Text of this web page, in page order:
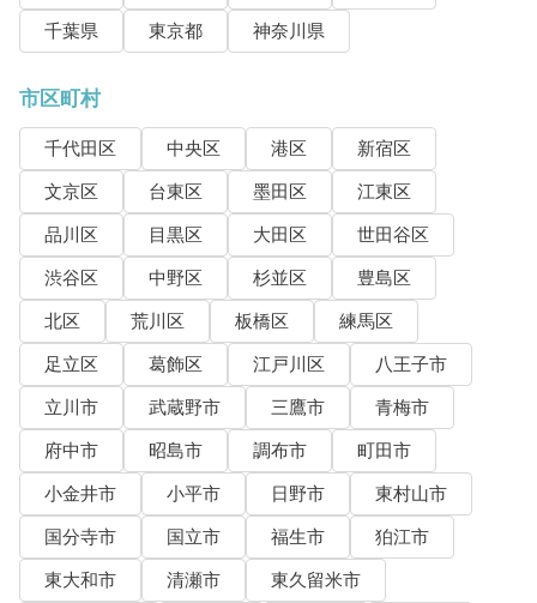
千葉県
東京都 神奈川県
市区町村
千代田区 中央区 港区
新宿区
文京区
台東区 墨田区
江東区
品川区
目黒区 大田区
世田谷区
渋谷区
中野区 杉並区
豊島区
北区
荒川区 板橋区
練馬区
足立区
葛飾区 江戸川区
八王子市
立川市
武蔵野市 三鷹市
青梅市
府中市
昭島市 調布市
町田市
小金井市
小平市 日野市
東村山市
国分寺市
国立市 福生市
狛江市
東大和市
清瀬市
東久留米市